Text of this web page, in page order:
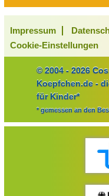
Impressum
Cookie-Einstellungen
© 2004 - 2026
Koepfchen.de -
für Kinder*
* gemessen an den